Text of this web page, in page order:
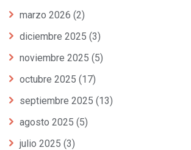
marzo 2026 (2)
diciembre 2025 (3)
noviembre 2025 (5)
octubre 2025 (17)
septiembre 2025 (13)
agosto 2025 (5)
julio 2025 (3)